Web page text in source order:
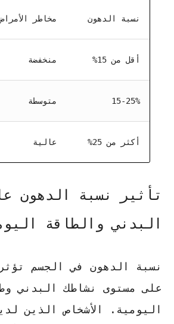
نسبة الدهون مخاطر
أقل من 15% منخفضة
15-25% متوسطة
أكثر من 25% عالية
تأثير نسبة الدهون
البدني والطاقة
نسبة الدهون في الجسم
على مستوى نشاطك البدني
اليومية.
الأشخاص الذين